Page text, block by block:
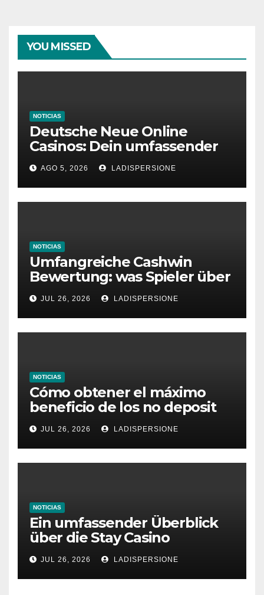
YOU MISSED
NOTICIAS
Deutsche Neue Online
Casinos: Dein umfassender
Ratgeber für moderne
Glücksspielplattformen
AGO 5, 2026 LADISPERSIONE
NOTICIAS
Umfangreiche Cashwin
Bewertung: was Spieler über
dieses Casino denken
JUL 26, 2026 LADISPERSIONE
NOTICIAS
Cómo obtener el máximo
beneficio de los no deposit
bonus codes de roby casino
JUL 26, 2026 LADISPERSIONE
NOTICIAS
Ein umfassender Überblick
über die Stay Casino
Bonusbedingungen
JUL 26, 2026 LADISPERSIONE